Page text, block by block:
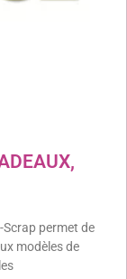
Scrap permet de
modèles de